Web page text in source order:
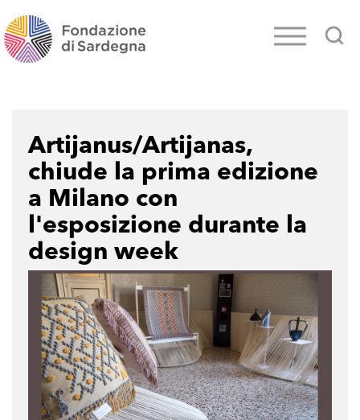
Artijanus/Artijanas,
chiude la prima edizione
a Milano con
l'esposizione durante la
design week